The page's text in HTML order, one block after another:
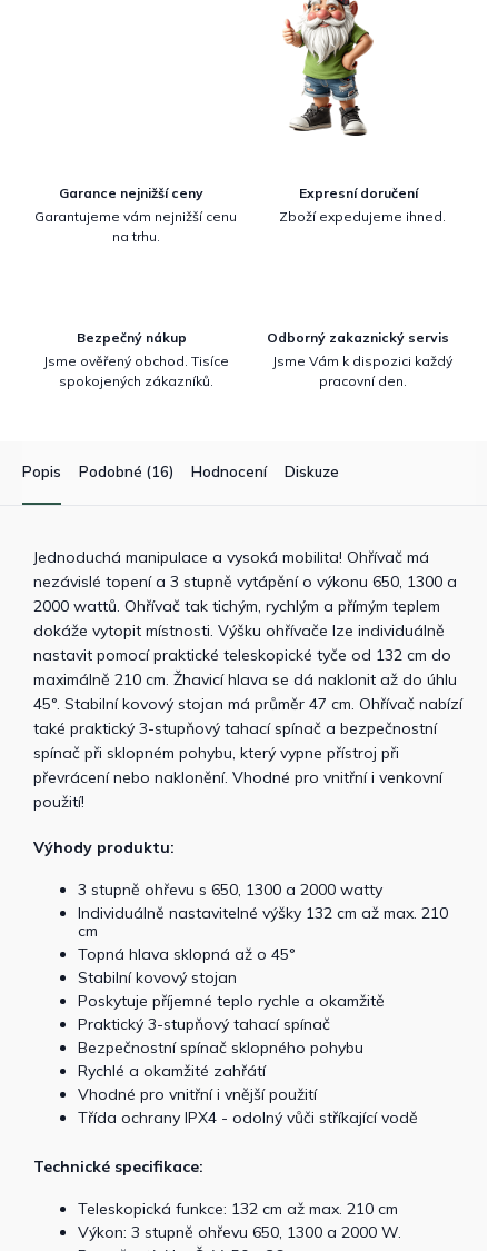
Garance nejnižší ceny
Garantujeme vám nejnižší cenu
na trhu.
Expresní doručení
Zboží expedujeme ihned.
Bezpečný nákup
Jsme ověřený obchod. Tisíce
spokojených zákazníků.
Odborný zakaznický servis
Jsme Vám k dispozici každý
pracovní den.
Popis Podobné (16) Hodnocení Diskuze
Jednoduchá manipulace a vysoká mobilita! Ohřívač má
nezávislé topení a 3 stupně vytápění o výkonu 650, 1300 a
2000 wattů. Ohřívač tak tichým, rychlým a přímým teplem
dokáže vytopit místnosti. Výšku ohřívače lze individuálně
nastavit pomocí praktické teleskopické tyče od 132 cm do
maximálně 210 cm. Žhavicí hlava se dá naklonit až do úhlu
45°. Stabilní kovový stojan má průměr 47 cm. Ohřívač nabízí
také praktický 3-stupňový tahací spínač a bezpečnostní
spínač při sklopném pohybu, který vypne přístroj při
převrácení nebo naklonění. Vhodné pro vnitřní i venkovní
použití!
Výhody produktu:
3 stupně ohřevu s 650, 1300 a 2000 watty
Individuálně nastavitelné výšky 132 cm až max. 210
cm
Topná hlava sklopná až o 45°
Stabilní kovový stojan
Poskytuje příjemné teplo rychle a okamžitě
Praktický 3-stupňový tahací spínač
Bezpečnostní spínač sklopného pohybu
Rychlé a okamžité zahřátí
Vhodné pro vnitřní i vnější použití
Třída ochrany IPX4 - odolný vůči stříkající vodě
Technické specifikace:
Teleskopická funkce: 132 cm až max. 210 cm
Výkon: 3 stupně ohřevu 650, 1300 a 2000 W.